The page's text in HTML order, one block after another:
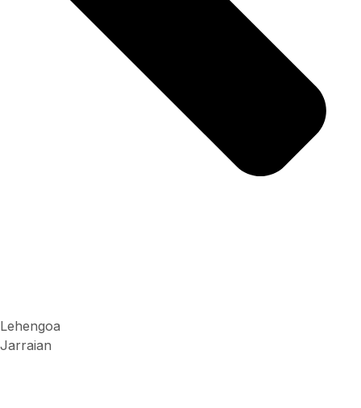
Lehengoa
Jarraian